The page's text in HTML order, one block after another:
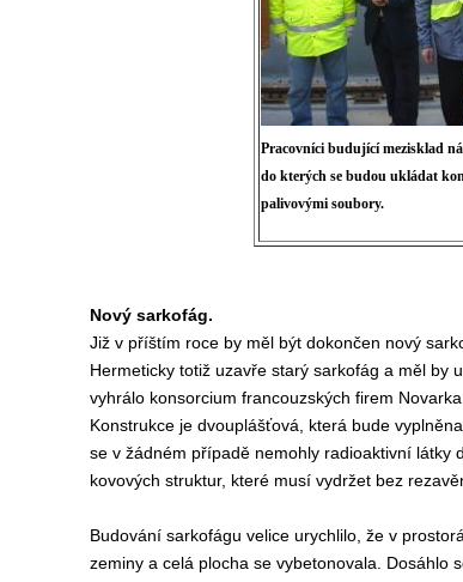
Pracovníci budující mezisklad
do kterých se budou ukládat
palivovými soubory.
Nový sarkofág.
Již v příštím roce by měl být dokončen nový
Hermeticky totiž uzavře starý sarkofág a měl by
vyhrálo konsorcium francouzských firem
Konstrukce je dvouplášťová, která bude
se v žádném případě nemohly radioaktivní látky
kovových struktur, které musí vydržet bez
Budování sarkofágu velice urychlilo, že v
zeminy a celá plocha se vybetonovala. Dosáhlo